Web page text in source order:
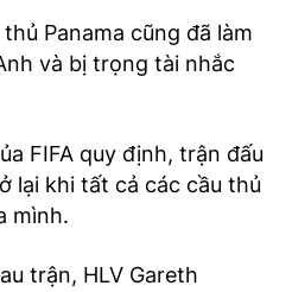
Panama cũng đã làm
và bị trọng tài nhắc
FIFA quy định, trận đấu
lại khi tất cả các cầu thủ
mình.
trận, HLV Gareth